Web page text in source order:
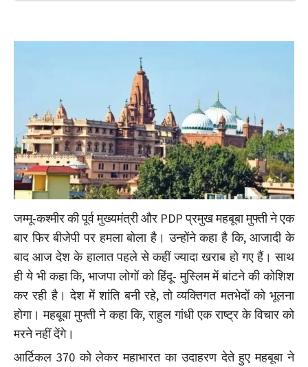
जम्मू-कश्मीर की पूर्व मुख्यमंत्री और PDP प्रमुख महबूबा मुफ्ती ने एक
बार फिर बीजेपी पर हमला बोला है। उन्होंने कहा है कि, आजादी के
बाद आज देश के हालात पहले से कहीं ज्यादा खराब हो गए हैं। साथ
ही ये भी कहा कि, भाजपा लोगों को हिंदू- मुस्लिम में बांटने की कोशिश
कर रही है। देश में शांति बनी रहे, तो व्यक्तिगत मतभेदों को भूलना
होगा। महबूबा मुफ्ती ने कहा कि, राहुल गांधी एक राष्ट्र के विचार को
मरने नहीं देंगे।
आर्टिकल 370 को लेकर महाभारत का उदाहरण देते हुए महबूबा ने